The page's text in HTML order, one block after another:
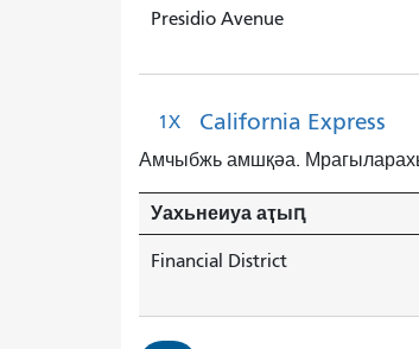
рышьҭахь
Presidio Avenue
1X California Express
Амчыбжь амшқәа.
Уахьнеиуа аҭыԥ
Financial District